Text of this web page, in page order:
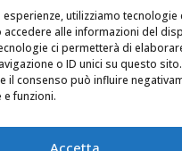
utilizziamo tecnologie
alle informazioni del
ci permetterà di
o ID unici su questo
il consenso può influire
e funzioni.
Accetta
fioriere acciaio da